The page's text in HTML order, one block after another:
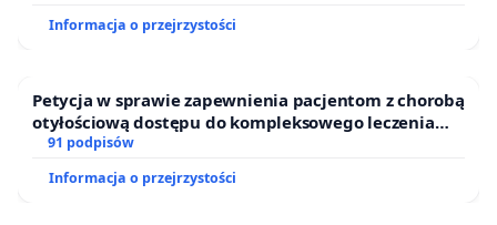
Informacja o przejrzystości
Petycja w sprawie zapewnienia pacjentom z chorobą
otyłościową dostępu do kompleksowego leczenia
oraz programów profilaktycznych.
91 podpisów
Informacja o przejrzystości